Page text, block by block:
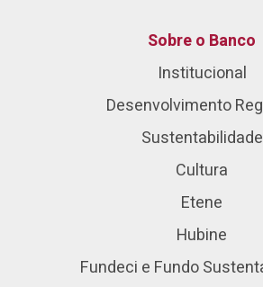
Sobre o Banco
Institucional
Desenvolvimento
Sustentabilidade
Cultura
Etene
Hubine
Fundeci e Fundo